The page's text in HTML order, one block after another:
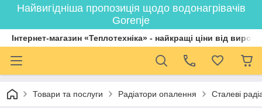
Найвигідніша пропозиція щодо водонагрівачів
Gorenje
Інтернет-магазин «Теплотехніка» - найкращі ціни від
Товари та послуги Радіатори опалення Сталеві